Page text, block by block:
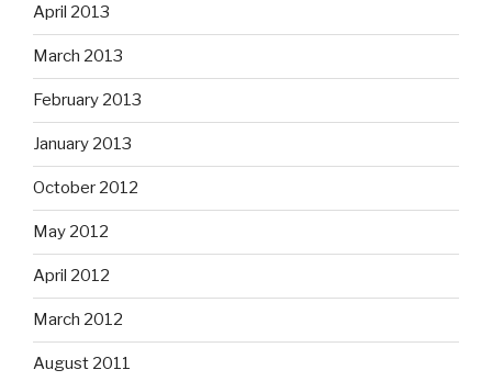
April 2013
March 2013
February 2013
January 2013
October 2012
May 2012
April 2012
March 2012
August 2011